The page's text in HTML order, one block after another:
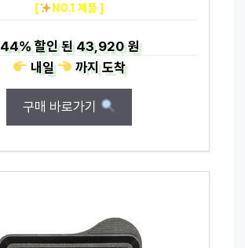
[ NO.1 제품 ]
44%할인 된43,920 원
내일
까지도착
구매 바로가기